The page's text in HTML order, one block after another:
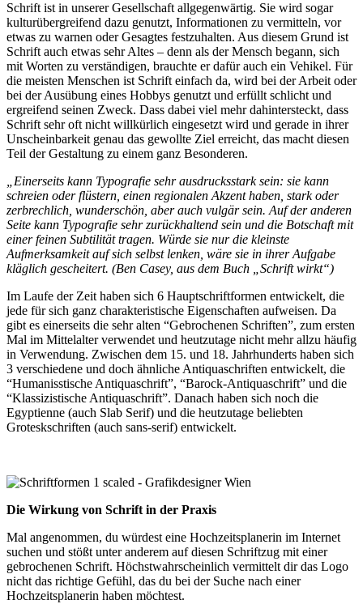
Schrift ist in unserer Gesellschaft allgegenwärtig. Sie wird sogar
kulturübergreifend dazu genutzt, Informationen zu vermitteln, vor
etwas zu warnen oder Gesagtes festzuhalten. Aus diesem Grund ist
Schrift auch etwas sehr Altes – denn als der Mensch begann, sich
mit Worten zu verständigen, brauchte er dafür auch ein Vehikel. Für
die meisten Menschen ist Schrift einfach da, wird bei der Arbeit oder
bei der Ausübung eines Hobbys genutzt und erfüllt schlicht und
ergreifend seinen Zweck. Dass dabei viel mehr dahintersteckt, dass
Schrift sehr oft nicht willkürlich eingesetzt wird und gerade in ihrer
Unscheinbarkeit genau das gewollte Ziel erreicht, das macht diesen
Teil der Gestaltung zu einem ganz Besonderen.
„Einerseits kann Typografie sehr ausdrucksstark sein: sie kann
schreien oder flüstern, einen regionalen Akzent haben, stark oder
zerbrechlich, wunderschön, aber auch vulgär sein. Auf der anderen
Seite kann Typografie sehr zurückhaltend sein und die Botschaft mit
einer feinen Subtilität tragen. Würde sie nur die kleinste
Aufmerksamkeit auf sich selbst lenken, wäre sie in ihrer Aufgabe
kläglich gescheitert. (Ben Casey, aus dem Buch „Schrift wirkt“)
Im Laufe der Zeit haben sich 6 Hauptschriftformen entwickelt, die
jede für sich ganz charakteristische Eigenschaften aufweisen. Da
gibt es einerseits die sehr alten “Gebrochenen Schriften”, zum ersten
Mal im Mittelalter verwendet und heutzutage nicht mehr allzu häufig
in Verwendung. Zwischen dem 15. und 18. Jahrhunderts haben sich
3 verschiedene und doch ähnliche Antiquaschriften entwickelt, die
“Humanisstische Antiquaschrift”, “Barock-Antiquaschrift” und die
“Klassizistische Antiquaschrift”. Danach haben sich noch die
Egyptienne (auch Slab Serif) und die heutzutage beliebten
Groteskschriften (auch sans-serif) entwickelt.
Die Wirkung von Schrift in der Praxis
Mal angenommen, du würdest eine Hochzeitsplanerin im Internet
suchen und stößt unter anderem auf diesen Schriftzug mit einer
gebrochenen Schrift. Höchstwahrscheinlich vermittelt dir das Logo
nicht das richtige Gefühl, das du bei der Suche nach einer
Hochzeitsplanerin haben möchtest.